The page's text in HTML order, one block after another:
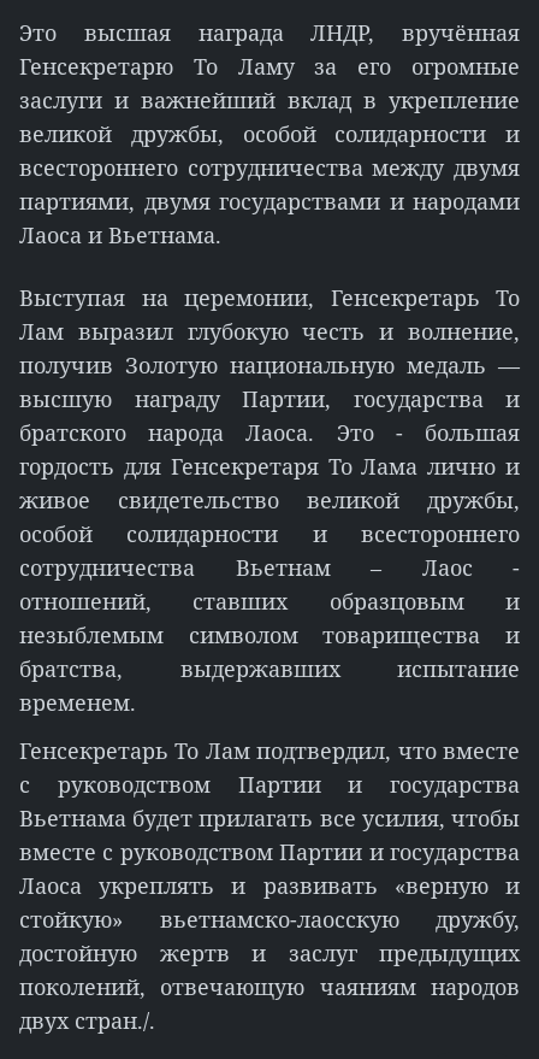
Это высшая награда ЛНДР, вручённая
Генсекретарю То Ламу за его огромные
заслуги и важнейший вклад в укрепление
великой дружбы, особой солидарности и
всестороннего сотрудничества между двумя
партиями, двумя государствами и народами
Лаоса и Вьетнама.
Выступая на церемонии, Генсекретарь То
Лам выразил глубокую честь и волнение,
получив Золотую национальную медаль —
высшую награду Партии, государства и
братского народа Лаоса. Это - большая
гордость для Генсекретаря То Лама лично и
живое свидетельство великой дружбы,
особой солидарности и всестороннего
сотрудничества Вьетнам – Лаос -
отношений, ставших образцовым и
незыблемым символом товарищества и
братства, выдержавших испытание
временем.
Генсекретарь То Лам подтвердил, что вместе
с руководством Партии и государства
Вьетнама будет прилагать все усилия, чтобы
вместе с руководством Партии и государства
Лаоса укреплять и развивать «верную и
стойкую» вьетнамско-лаосскую дружбу,
достойную жертв и заслуг предыдущих
поколений, отвечающую чаяниям народов
двух стран./.